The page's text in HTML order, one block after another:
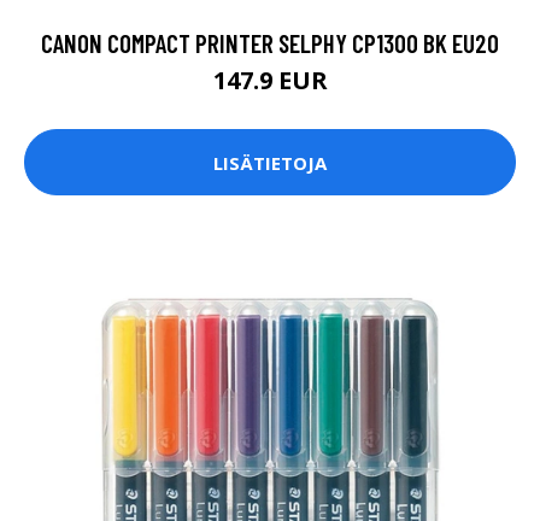
CANON COMPACT PRINTER SELPHY CP1300 BK EU20
147.9 EUR
LISÄTIETOJA